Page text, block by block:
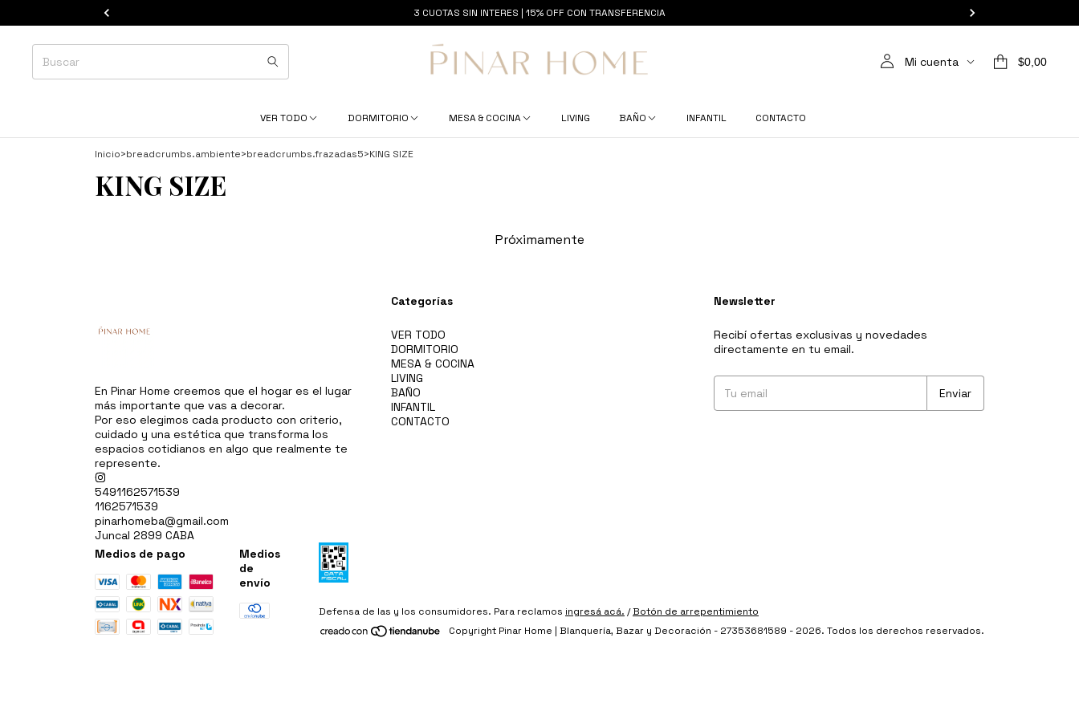
3 CUOTAS SIN INTERES | 15% OFF CON TRANSFERENCIA
Mi cuenta $0,00
VER TODO DORMITORIO MESA & COCINA LIVING BAÑO INFANTIL CONTACTO
Inicio>breadcrumbs.ambiente>breadcrumbs.frazadas5>KING SIZE
KING SIZE
Próximamente
En Pinar Home creemos que el hogar es el lugar
más importante que vas a decorar.
Por eso elegimos cada producto con criterio,
cuidado y una estética que transforma los
espacios cotidianos en algo que realmente te
represente.
5491162571539
1162571539
pinarhomeba@gmail.com
Juncal 2899 CABA
Categorías
VER TODO
DORMITORIO
MESA & COCINA
LIVING
BAÑO
INFANTIL
CONTACTO
Newsletter
Recibí ofertas exclusivas y novedades
directamente en tu email.
Medios de pago
Medios
de
envío
Defensa de las y los consumidores. Para reclamos ingresá acá. /Botón de arrepentimiento
Copyright Pinar Home | Blanquería, Bazar y Decoración - 27353681589 - 2026. Todos los derechos reservados.